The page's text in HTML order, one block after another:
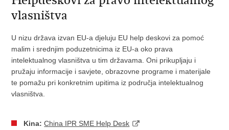
vlasništva
U nizu država izvan EU-a djeluju EU help deskovi za pomoć
malim i srednjim poduzetnicima iz EU-a oko prava
intelektualnog vlasništva u tim državama. Oni prikupljaju i
pružaju informacije i savjete, obrazovne programe i materijale
te pomažu pri konkretnim upitima iz područja intelektualnog
vlasništva.
Kina:China IPR SME Help Desk